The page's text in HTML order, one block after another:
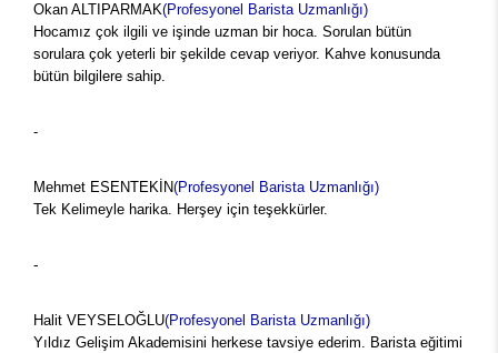
Okan ALTIPARMAK(Profesyonel Barista Uzmanlığı)
Hocamız çok ilgili ve işinde uzman bir hoca. Sorulan bütün
sorulara çok yeterli bir şekilde cevap veriyor. Kahve konusunda
bütün bilgilere sahip.
-
Mehmet ESENTEKİN(Profesyonel Barista Uzmanlığı)
Tek Kelimeyle harika. Herşey için teşekkürler.
-
Halit VEYSELOĞLU(Profesyonel Barista Uzmanlığı)
Yıldız Gelişim Akademisini herkese tavsiye ederim. Barista eğitimi